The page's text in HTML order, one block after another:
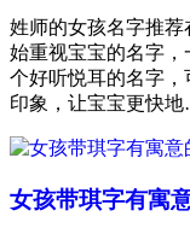
姓师的女孩名字推
始重视宝宝的名字
个好听悦耳的名字
印象，让宝宝更快
女孩带琪字有寓